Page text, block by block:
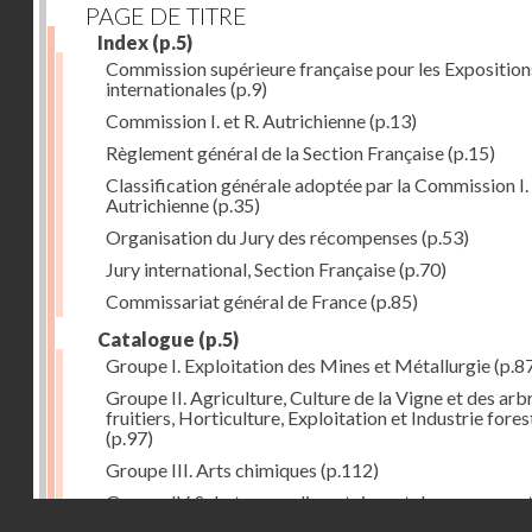
PAGE DE TITRE
Index (p.5)
Commission supérieure française pour les
internationales (p.9)
Commission I. et R. Autrichienne(p.13)
Règlement général de la Section Française(p.15)
Classification générale adoptée par la Commission I.
Autrichienne(p.35)
Organisation du Jury des récompenses (p.53)
Jury international, Section Française(p.70)
Commissariat général de France(p.85)
Catalogue (p.5)
Groupe I. Exploitation des Mines et Métallurgie
Groupe II. Agriculture, Culture de la Vigne et des
fruitiers, Horticulture, Exploitation et Industrie
(p.97)
Groupe III. Arts chimiques (p.112)
Groupe IV. Substances alimentaires et de